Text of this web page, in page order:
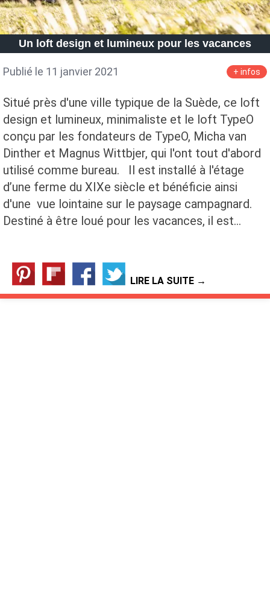
Un loft design et lumineux pour les vacances
Publié le 11 janvier 2021 + infos
Situé près d'une ville typique de la Suède, ce loft
design et lumineux, minimaliste et le loft TypeO
conçu par les fondateurs de TypeO, Micha van
Dinther et Magnus Wittbjer, qui l'ont tout d'abord
utilisé comme bureau. Il est installé à l'étage
d’une ferme du XIXe siècle et bénéficie ainsi
d'une vue lointaine sur le paysage campagnard.
Destiné à être loué pour les vacances, il est…
LIRE LA SUITE →